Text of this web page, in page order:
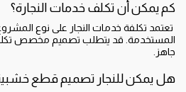
كم يمكن أن تكلف خدمات النجارة؟
تعتمد تكلفة خدمات النجار على نوع
المستخدمة. قد يتطلب تصميم مخصص
جاهز.
هل يمكن للنجار تصميم قطع